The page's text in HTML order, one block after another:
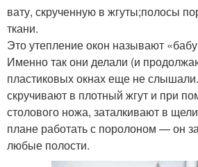
вату, скрученную в жгуты;полосы
ткани.
Это утепление окон называют
Именно так они делали (и
пластиковых окнах еще не
скручивают в плотный жгут и при
столового ножа, заталкивают в
плане работать с поролоном — он
любые полости.